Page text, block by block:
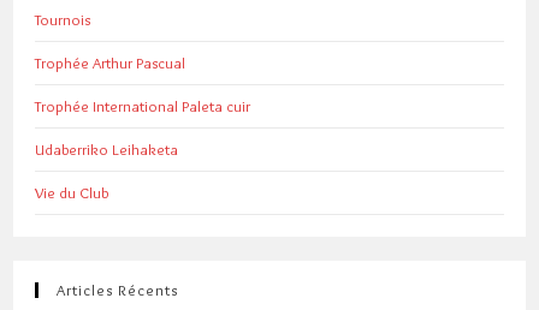
Tournois
Trophée Arthur Pascual
Trophée International Paleta cuir
Udaberriko Leihaketa
Vie du Club
Articles Récents